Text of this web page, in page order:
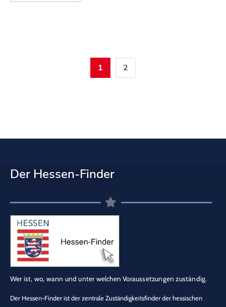
1 2
Der Hessen-Finder
Wer ist, wo, wann und unter welchen Voraussetzungen zuständig.
Der Hessen-Finder ist der zentrale Zuständigkeitsfinder der hessischen